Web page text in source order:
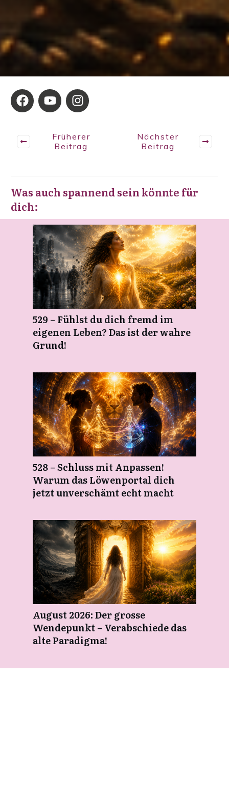
Früherer
Beitrag
Nächster
Beitrag
Was auch spannend sein könnte für
dich:
529 – Fühlst du dich fremd im
eigenen Leben? Das ist der wahre
Grund!
528 – Schluss mit Anpassen!
Warum das Löwenportal dich
jetzt unverschämt echt macht
August 2026: Der grosse
Wendepunkt – Verabschiede das
alte Paradigma!